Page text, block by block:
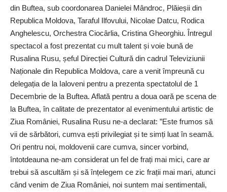
din Buftea, sub coordonarea Danielei Mândroc, Plăieșii din
Republica Moldova, Taraful Ilfovului, Nicolae Datcu, Rodica
Anghelescu, Orchestra Ciocârlia, Cristina Gheorghiu. Întregul
spectacol a fost prezentat cu mult talent și voie bună de
Rusalina Rusu, șeful Direcției Cultură din cadrul Televiziunii
Naționale din Republica Moldova, care a venit împreună cu
delegația de la Ialoveni pentru a prezenta spectatolul de 1
Decembrie de la Buftea. Aflată pentru a doua oară pe scena de
la Buftea, în calitate de prezentator al evenimentului artistic de
Ziua României, Rusalina Rusu ne-a declarat: ”Este frumos să
vii de sărbători, cumva ești privilegiat și te simți luat în seamă.
Ori pentru noi, moldovenii care cumva, sincer vorbind,
întotdeauna ne-am considerat un fel de frați mai mici, care ar
trebui să ascultăm și să înțelegem ce zic frații mai mari, atunci
când venim de Ziua României, noi suntem mai sentimentali,